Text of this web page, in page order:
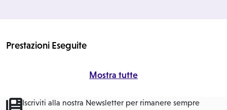
Prestazioni Eseguite
Mostra tutte
Iscriviti alla nostra Newsletter per rimanere sempre